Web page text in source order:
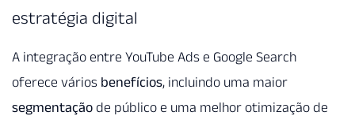
estratégia digital
A integração entre YouTube Ads e Google Search
oferece vários benefícios, incluindo uma maior
segmentação de público e uma melhor otimização de